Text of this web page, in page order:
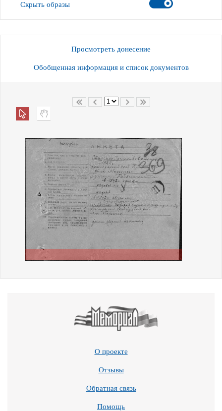
Скрыть образы
Просмотреть донесение
Обобщенная информация и список документов
О проекте
Отзывы
Обратная связь
Помощь